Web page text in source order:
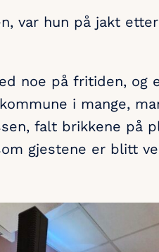
var hun på jakt
noe på fritiden, og
i mange,
falt brikkene på
gjestene er blitt